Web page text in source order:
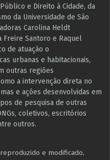
e Direito à Cidade, da
da Universidade de São
Carolina Heldt
Freire Santoro e Raquel
de atuação o
urbanas e habitacionais,
outras regiões
a intervenção direta no
e ações desenvolvidas em
de pesquisa ​de outras
coletivos, escritórios
outros​.
e modificado,